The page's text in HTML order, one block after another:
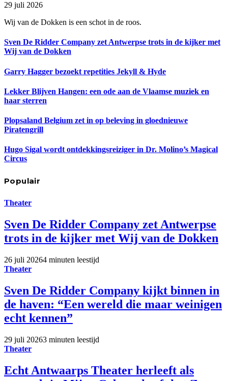
29 juli 2026
Wij van de Dokken is een schot in de roos.
Sven De Ridder Company zet Antwerpse trots in de kijker met
Wij van de Dokken
Garry Hagger bezoekt repetities Jekyll & Hyde
Lekker Blijven Hangen: een ode aan de Vlaamse muziek en
haar sterren
Plopsaland Belgium zet in op beleving in gloednieuwe
Piratengrill
Hugo Sigal wordt ontdekkingsreiziger in Dr. Molino’s Magical
Circus
Populair
Theater
Sven De Ridder Company zet Antwerpse
trots in de kijker met Wij van de Dokken
26 juli 20264 minuten leestijd
Theater
Sven De Ridder Company kijkt binnen in
de haven: “Een wereld die maar weinigen
echt kennen”
29 juli 20263 minuten leestijd
Theater
Echt Antwaarps Theater herleeft als